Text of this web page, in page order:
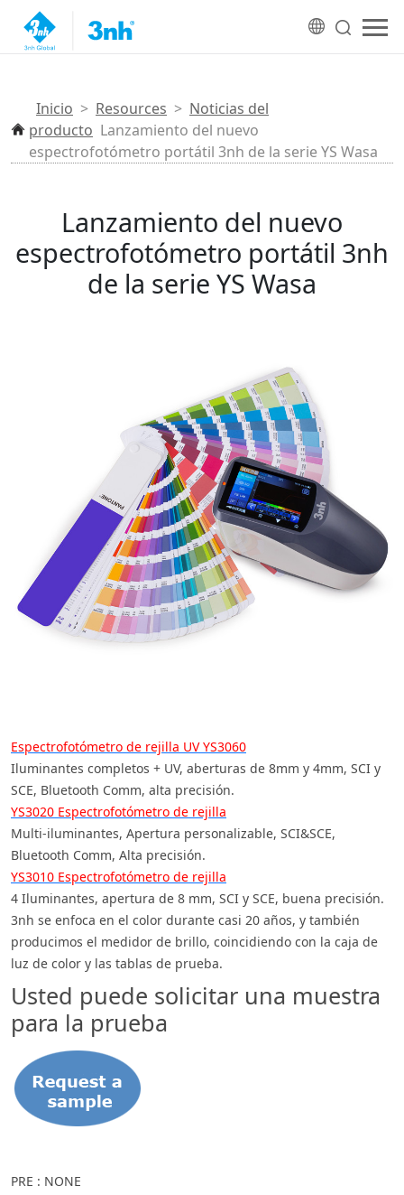
Inicio > Resources > Noticias del
producto Lanzamiento del nuevo
espectrofotómetro portátil 3nh de la serie YS Wasa
Lanzamiento del nuevo
espectrofotómetro portátil 3nh
de la serie YS Wasa
Espectrofotómetro de rejilla UV YS3060
Iluminantes completos + UV, aberturas de 8mm y 4mm, SCI y
SCE, Bluetooth Comm, alta precisión.
YS3020 Espectrofotómetro de rejilla
Multi-iluminantes, Apertura personalizable, SCI&SCE,
Bluetooth Comm, Alta precisión.
YS3010 Espectrofotómetro de rejilla
4 Iluminantes, apertura de 8 mm, SCI y SCE, buena precisión.
3nh se enfoca en el color durante casi 20 años, y también
producimos el medidor de brillo, coincidiendo con la caja de
luz de color y las tablas de prueba.
Usted puede solicitar una muestra
para la prueba
PRE : NONE